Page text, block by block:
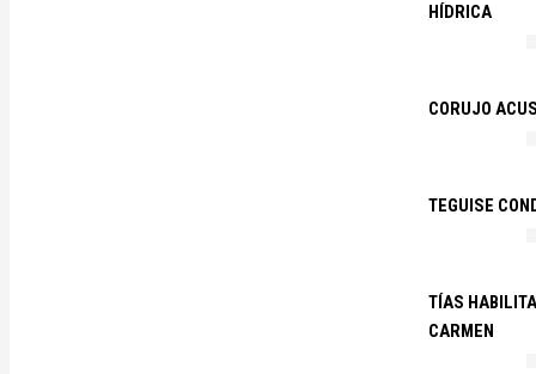
HÍDRICA
CORUJO
TEGUISE
TÍAS
CARMEN